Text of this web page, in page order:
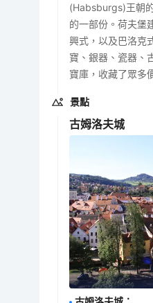
(Habsburgs)王朝
的一部份。荷夫堡
興式，以及巴洛克
寶、銀器、瓷器、
寶庫，收藏了眾多
景點
古姆洛夫城